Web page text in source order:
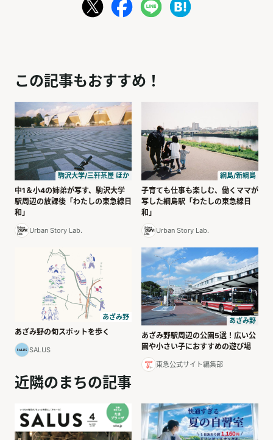
この記事もおすすめ！
駒沢大学/三軒茶屋 ほか
中1＆小4の姉弟が写す、駒沢大学
駅周辺の放課後「わたしの東急線日
和」
Urban Story Lab.
綱島/新綱島
子育ても仕事も楽しむ、働くママが
写した綱島駅「わたしの東急線日
和」
Urban Story Lab.
あざみ野
あざみ野の旬スポットを歩く
SALUS
あざみ野
あざみ野駅周辺の公園5選！広い公
園や小さい子におすすめの遊び場
東急公式サイト編集部
近隣のまちの記事